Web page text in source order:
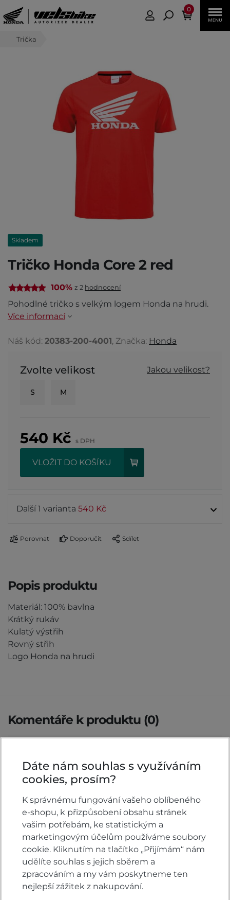
0
Trička
Skladem
Tričko Honda Core 2 red
100% z 2 hodnocení
Pohodlné tričko s velkým logem Honda na hrudi.
Více informací
Náš kód: 20383-200-4001, Značka: Honda
Zvolte velikost Jakou velikost?
S M
540 Kč s DPH
VLOŽIT DO KOŠÍKU
Další 1 varianta 540 Kč
Porovnat Doporučit Sdílet
Popis produktu
Materiál: 100% bavlna
Krátký rukáv
Kulatý výstřih
Rovný střih
Logo Honda na hrudi
Komentáře k produktu (0)
red?
Zeptejte se.
ZEPTAT SE V DISKUSI
Hodnocení produktu
Přidejte vlastní hodnocení produktu a pomožte
tak dalším nakupujícím.
Dáte nám souhlas s využíváním
cookies, prosím?
K správnému fungování vašeho oblíbeného
e-shopu, k přizpůsobení obsahu stránek
vašim potřebám, ke statistickým a
marketingovým účelům používáme soubory
cookie. Kliknutím na tlačítko „Přijímám“ nám
udělíte souhlas s jejich sběrem a
zpracováním a my vám poskytneme ten
nejlepší zážitek z nakupování.